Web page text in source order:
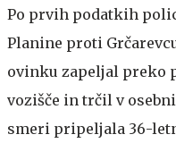
Po prvih podatkih
Planine proti
ovinku zapeljal preko
vozišče in trčil v
smeri pripeljala 36-